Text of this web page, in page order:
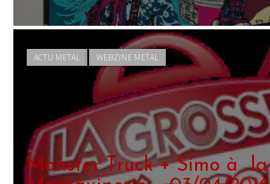
ACTU METAL WEBZINE METAL
Monster Truck + Simo à la